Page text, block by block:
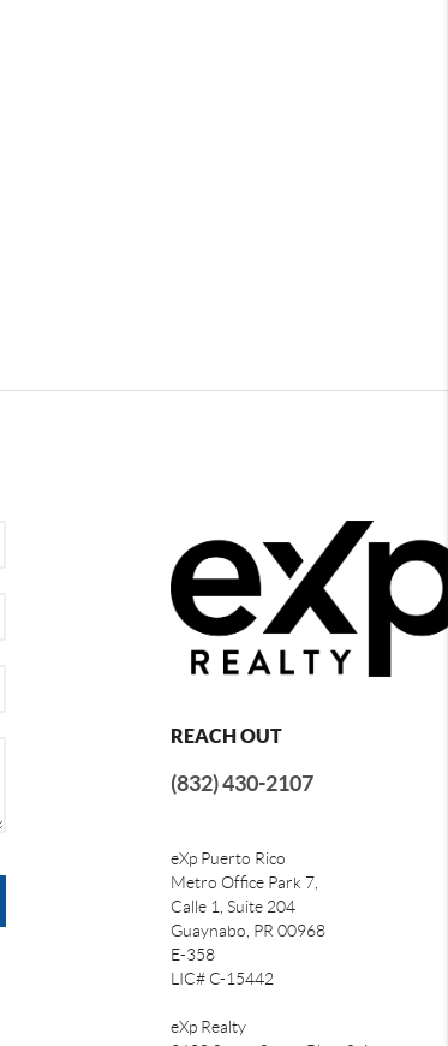
REACH OUT
(832) 430-2107
eXp Puerto Rico
Metro Office Park 7,
Calle 1, Suite 204
Guaynabo, PR 00968
E-358
LIC# C-15442
eXp Realty